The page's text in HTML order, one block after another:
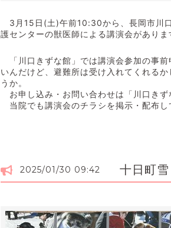
3月15日(土)午前10:30から、長岡市川
護センターの獣医師による講演会がありま
「川口きずな館」では講演会参加の事前
いんだけど、避難所は受け入れてくれる
うか。
お申し込み・お問い合わせは「川口き
当院でも講演会のチラシを掲示・配布し
2025/01/30 09:42 十日町雪